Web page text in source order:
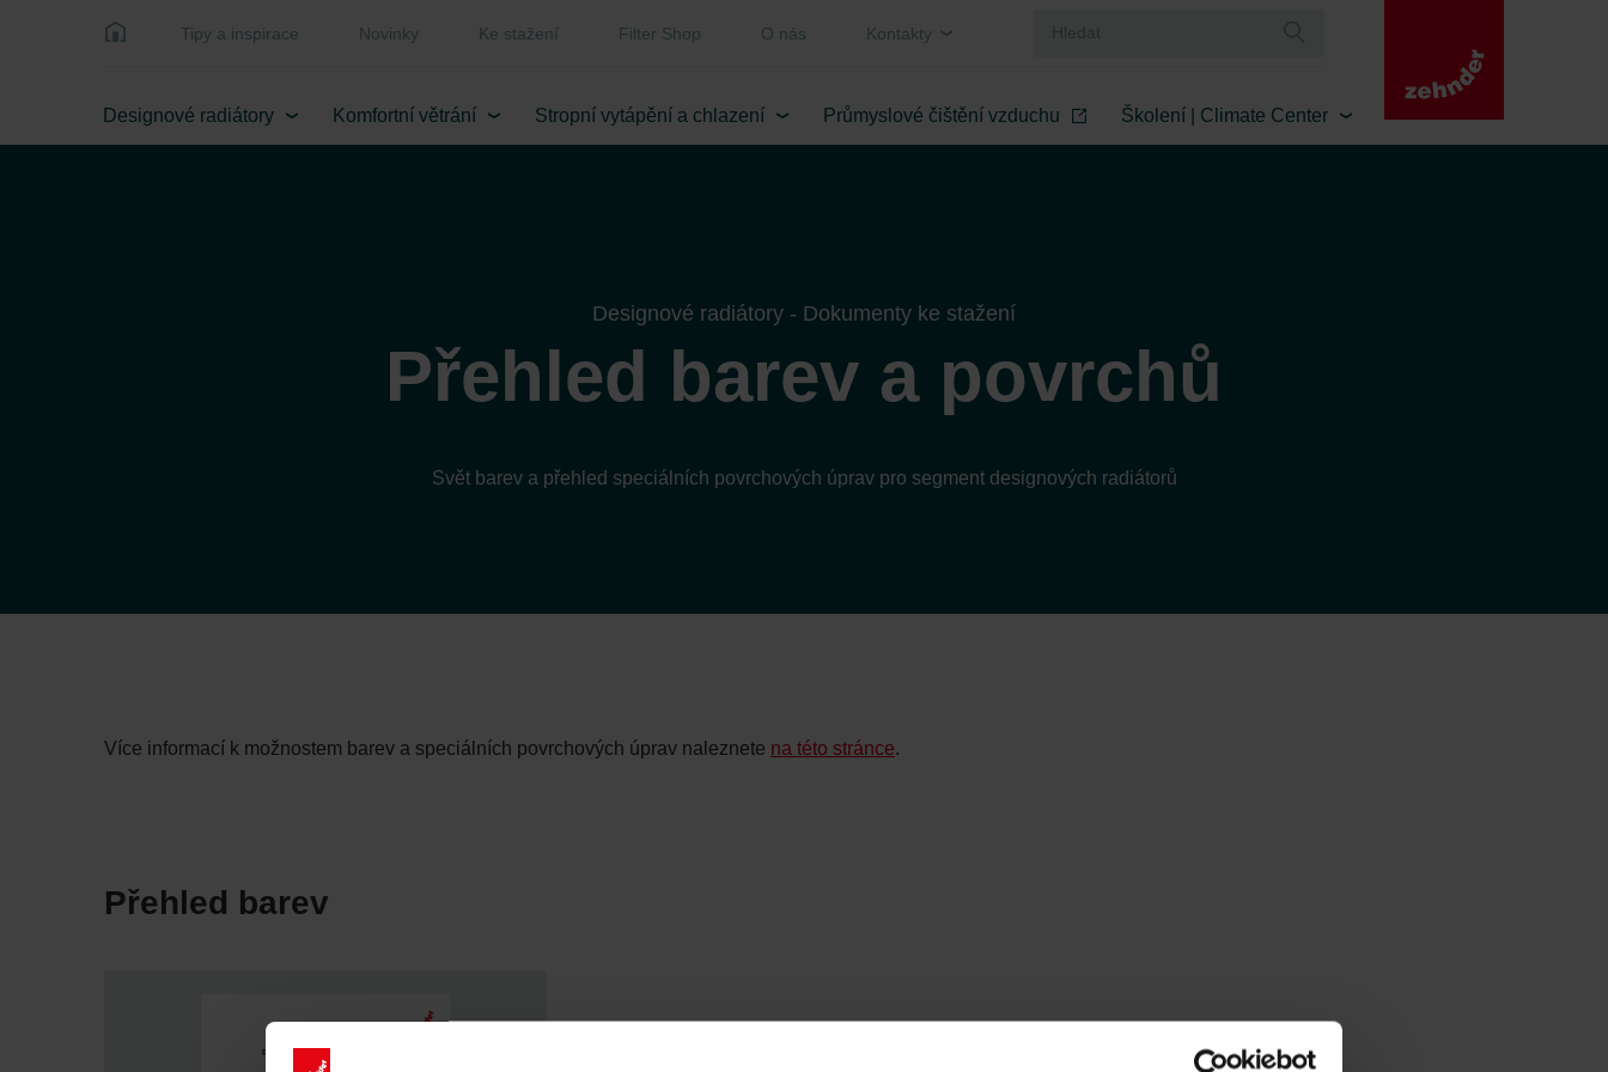
Tipy a inspirace Novinky Ke stažení Filter Shop O nás Kontakty
Designové radiátory Komfortní větrání Stropní vytápění a chlazení Průmyslové čištění vzduchu Školení | Climate Center
Designové radiátory - Dokumenty ke stažení
Přehled barev a povrchů
Svět barev a přehled speciálních povrchových úprav pro segment designových radiátorů
Více informací k možnostem barev a speciálních povrchových úprav naleznete na této stránce.
Přehled barev